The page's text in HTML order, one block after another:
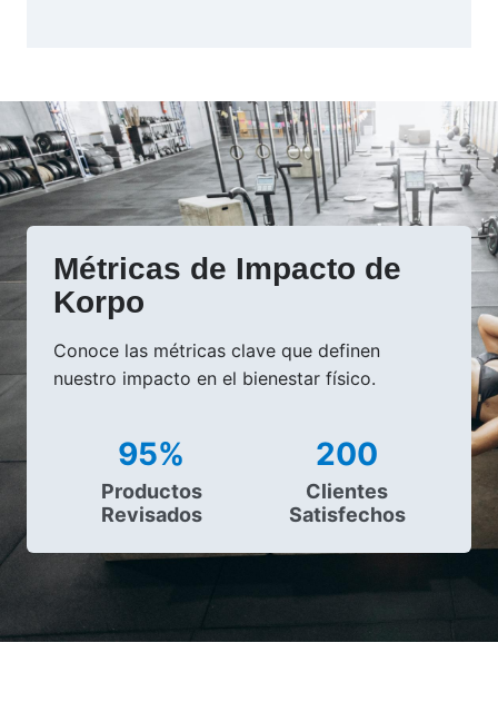
Métricas de Impacto de
Korpo
Conoce las métricas clave que definen
nuestro impacto en el bienestar físico.
95%
Productos
Revisados
200
Clientes
Satisfechos